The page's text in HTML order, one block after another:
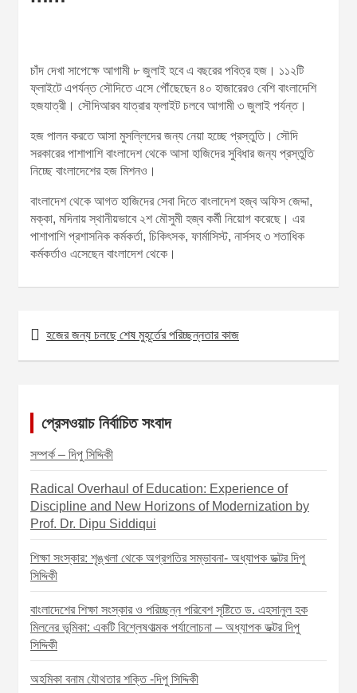
চাঁদ দেখা সাপেক্ষে আগামী ৮ জুলাই হবে এ বছরের পবিত্র হজ। ১১২টি
ফ্লাইটে এপর্যন্ত সৌদিতে এসে পৌঁছেছেন ৪০ হাজারেরও বেশি বাংলাদেশি
হজযাত্রী। সৌদিআরব যাত্রার ফ্লাইট চলবে আগামী ৩ জুলাই পর্যন্ত।
হজ পালন করতে আসা মুসল্লিদের জন্য নেয়া হচ্ছে প্রস্তুতি। সৌদি
সরকারের পাশাপাশি বাংলাদেশ থেকে আসা হাজিদের সুবিধার জন্য প্রস্তুতি
নিচ্ছে বাংলাদেশের হজ মিশনও।
বাংলাদেশ থেকে আগত হাজিদের সেবা দিতে বাংলাদেশ হজ্ব অফিস জেদ্দা,
মক্কা, মদিনায় স্থানীয়ভাবে ২শ মৌসুমী হজ্ব কর্মী নিয়োগ করেছে। এর
পাশাপাশি প্রশাসনিক কর্মকর্তা, চিকিৎসক, ফার্মাসিস্ট, নার্সসহ ৩ শতাধিক
কর্মকর্তাও এসেছেন বাংলাদেশ থেকে।
P
o
হজের জন্য চলছে শেষ মুহূর্তের পরিচ্ছন্নতার কাজ
প্রেসওয়াচ নির্বাচিত সংবাদ
সম্পর্ক – দিপু সিদ্দিকী
Radical Overhaul of Education: Experience of
Discipline and New Horizons of Modernization by
Prof. Dr. Dipu Siddiqui
শিক্ষা সংস্কার: শৃঙ্খলা থেকে অগ্রগতির সম্ভাবনা- অধ্যাপক ডক্টর দিপু
সিদ্দিকী
বাংলাদেশের শিক্ষা সংস্কার ও পরিচ্ছন্ন পরিবেশ সৃষ্টিতে ড. এহসানুল হক
মিলনের ভূমিকা: একটি বিশ্লেষণাত্মক পর্যালোচনা – অধ্যাপক ডক্টর দিপু
সিদ্দিকী
অহমিকা বনাম যৌথতার শক্তি -দিপু সিদ্দিকী